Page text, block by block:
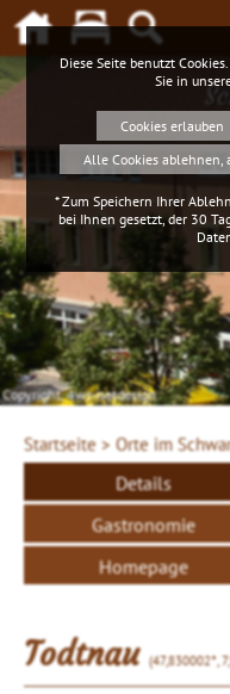
Copyright. 4ws-netdesign
Startseite > Orte im
Details
Gastronomie
Homepage
Todtnau(47,830002°,
Diese Seite benutzt
Sie in
Cookies erlauben
Alle Cookies ablehnen,
* Zum Speichern Ihrer
bei Ihnen gesetzt, der 30